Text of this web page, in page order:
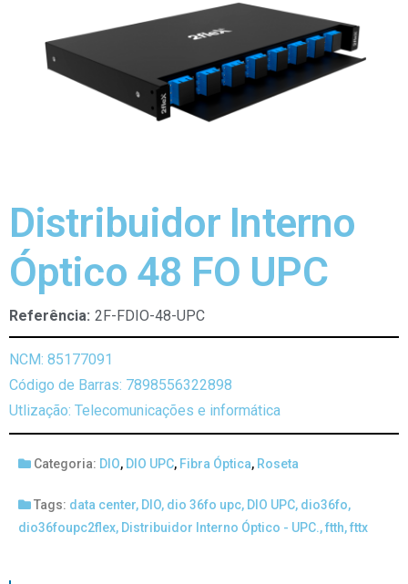
Distribuidor Interno
Óptico 48 FO UPC
Referência: 2F-FDIO-48-UPC
NCM: 85177091
Código de Barras: 7898556322898
Utlização: Telecomunicações e informática
Categoria: DIO, DIO UPC, Fibra Óptica, Roseta
Tags: data center, DIO, dio 36fo upc, DIO UPC, dio36fo,
dio36foupc2flex, Distribuidor Interno Óptico - UPC.,ftth,fttx